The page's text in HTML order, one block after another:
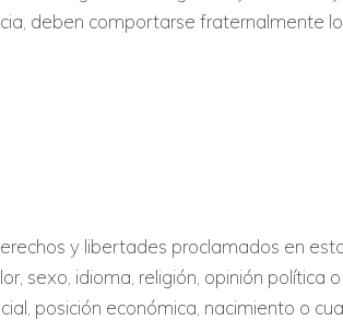
deben comportarse fraternalmente
y libertades proclamados en
sexo, idioma, religión, opinión política
posición económica, nacimiento o